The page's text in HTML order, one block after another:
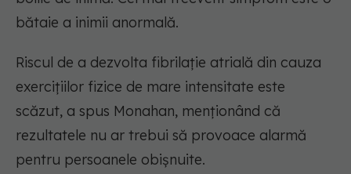
bătaie a inimii anormală.
Riscul de a dezvolta fibrilație atrială din cauza
exercițiilor fizice de mare intensitate este
scăzut, a spus Monahan, menționând că
rezultatele nu ar trebui să provoace alarmă
pentru persoanele obișnuite.